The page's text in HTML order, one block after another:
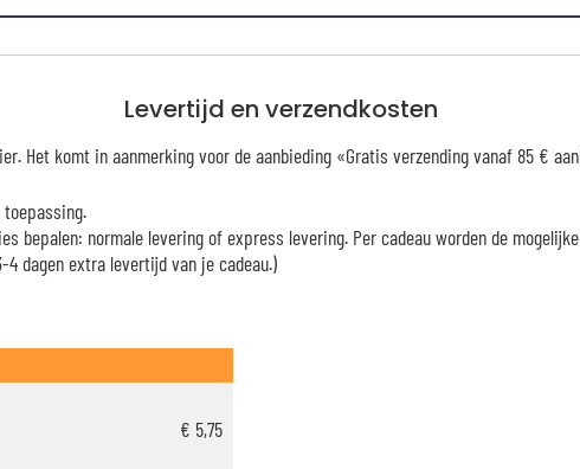
Levertijd en verzendkosten
Het komt in aanmerking voor de aanbieding «Gratis verzending vanaf 85 €
bepalen: normale levering of express levering. Per cadeau worden de
dagen extra levertijd van je cadeau.)
€ 5,75